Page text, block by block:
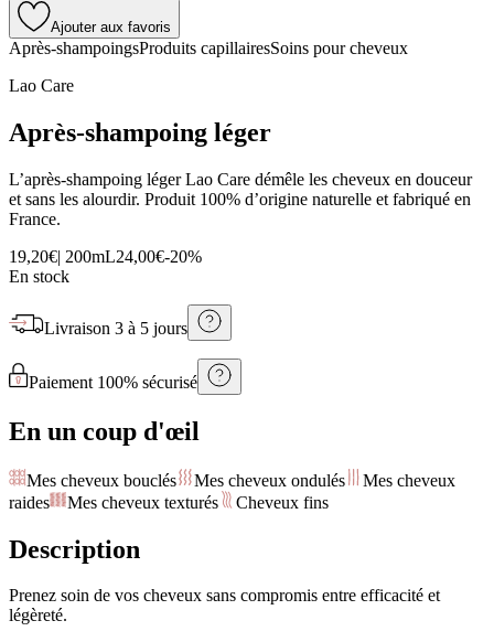
Ajouter aux favoris
Après-shampoingsProduits capillairesSoins pour cheveux
Lao Care
Après-shampoing léger
L’après-shampoing léger Lao Care démêle les cheveux en douceur
et sans les alourdir. Produit 100% d’origine naturelle et fabriqué en
France.
19,20€| 200mL24,00€-20%
En stock
Livraison 3 à 5 jours
Paiement 100% sécurisé
En un coup d'œil
Mes cheveux bouclés Mes cheveux ondulés
Mes cheveux
raides
Mes cheveux texturés Cheveux fins
Description
Prenez soin de vos cheveux sans compromis entre efficacité et
légèreté.